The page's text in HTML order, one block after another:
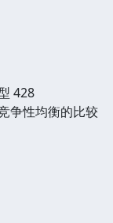
428
争性均衡的比较